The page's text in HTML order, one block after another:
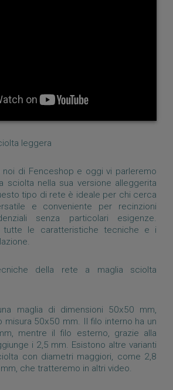
leggera
noi di Fenceshop e oggi vi parleremo
sciolta nella sua versione alleggerita
tipo di rete è ideale per chi cerca
e conveniente per recinzioni
senza particolari esigenze.
tutte le caratteristiche tecniche e i
della rete a maglia sciolta
maglia di dimensioni 50x50 mm,
misura 50x50 mm. Il filo interno ha un
mentre il filo esterno, grazie alla
i 2,5 mm. Esistono altre varianti
con diametri maggiori, come 2,8
che tratteremo in altri video.